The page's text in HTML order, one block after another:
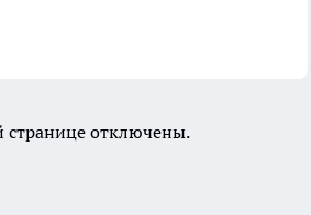
странице отключены.